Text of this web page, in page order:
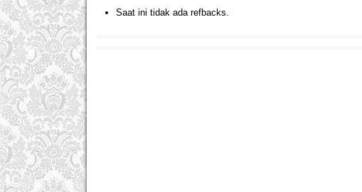
Saat ini tidak ada refbacks.